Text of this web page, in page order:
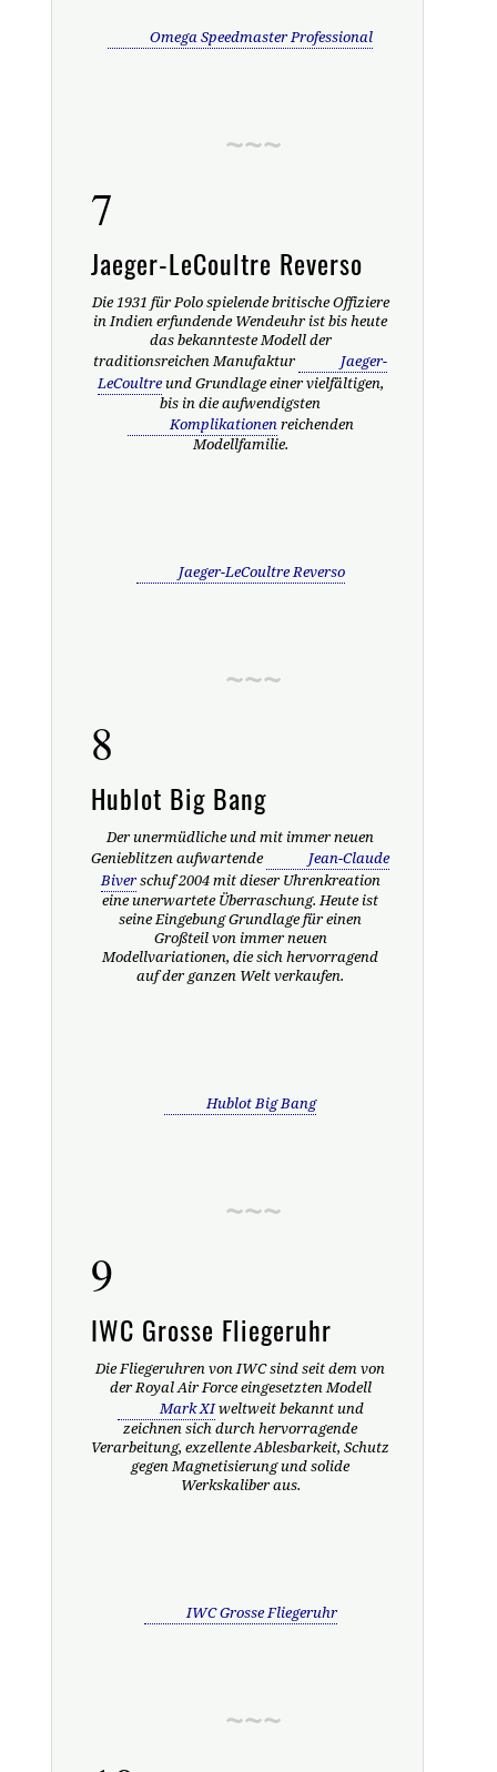
Omega Speedmaster Professional
7
Jaeger-LeCoultre Reverso
Die 1931 für Polo spielende britische Offiziere
in Indien erfundende Wendeuhr ist bis heute
das bekannteste Modell der
traditionsreichen Manufaktur
Jaeger-
LeCoultreund Grundlage einer vielfältigen,
bis in die aufwendigsten
Komplikationenreichenden
Modellfamilie.
Jaeger-LeCoultre Reverso
8
Hublot Big Bang
Der unermüdliche und mit immer neuen
Genieblitzen aufwartende
Jean-Claude
Biverschuf 2004 mit dieser Uhrenkreation
eine unerwartete Überraschung. Heute ist
seine Eingebung Grundlage für einen
Großteil von immer neuen
Modellvariationen, die sich hervorragend
auf der ganzen Welt verkaufen.
Hublot Big Bang
9
IWC Grosse Fliegeruhr
Die Fliegeruhren von IWC sind seit dem von
der Royal Air Force eingesetzten Modell
Mark XIweltweit bekannt und
zeichnen sich durch hervorragende
Verarbeitung, exzellente Ablesbarkeit, Schutz
gegen Magnetisierung und solide
Werkskaliber aus.
IWC Grosse Fliegeruhr